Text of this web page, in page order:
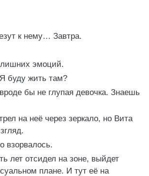
к нему… Завтра.
лишних эмоций.
буду жить там?
бы не глупая девочка. Знаешь
на неё через зеркало, но Вита
взорвалось.
лет отсидел на зоне, выйдет
плане. И тут её на